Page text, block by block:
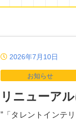
2026年7月10日
お知らせ
リニューア
”「タレントインテ